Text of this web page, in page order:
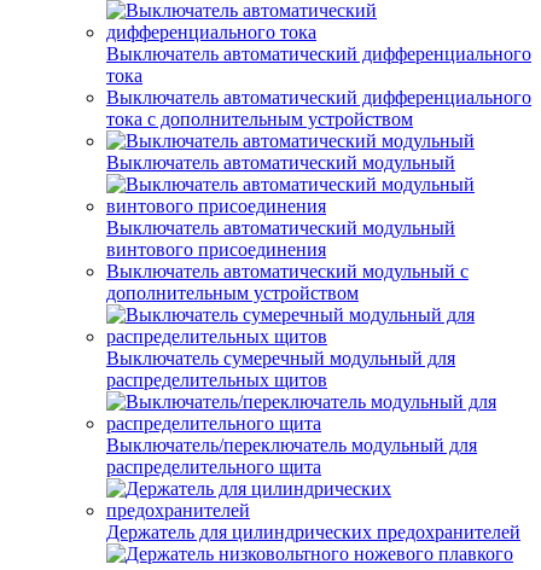
Выключатель автоматический дифференциального
тока
Выключатель автоматический дифференциального
тока с дополнительным устройством
Выключатель автоматический модульный
Выключатель автоматический модульный
винтового присоединения
Выключатель автоматический модульный с
дополнительным устройством
Выключатель сумеречный модульный для
распределительных щитов
Выключатель/переключатель модульный для
распределительного щита
Держатель для цилиндрических предохранителей